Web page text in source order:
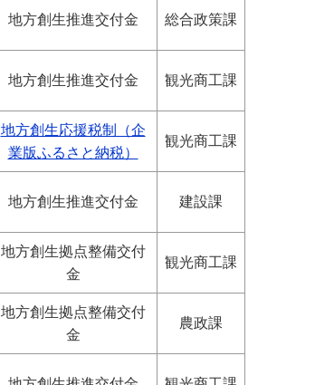
地方創生推進交付金 総合政策課
地方創生推進交付金 観光商工課
地方創生応援税制（企
業版ふるさと納税）
観光商工課
地方創生推進交付金 建設課
地方創生拠点整備交付
金
観光商工課
地方創生拠点整備交付
金
農政課